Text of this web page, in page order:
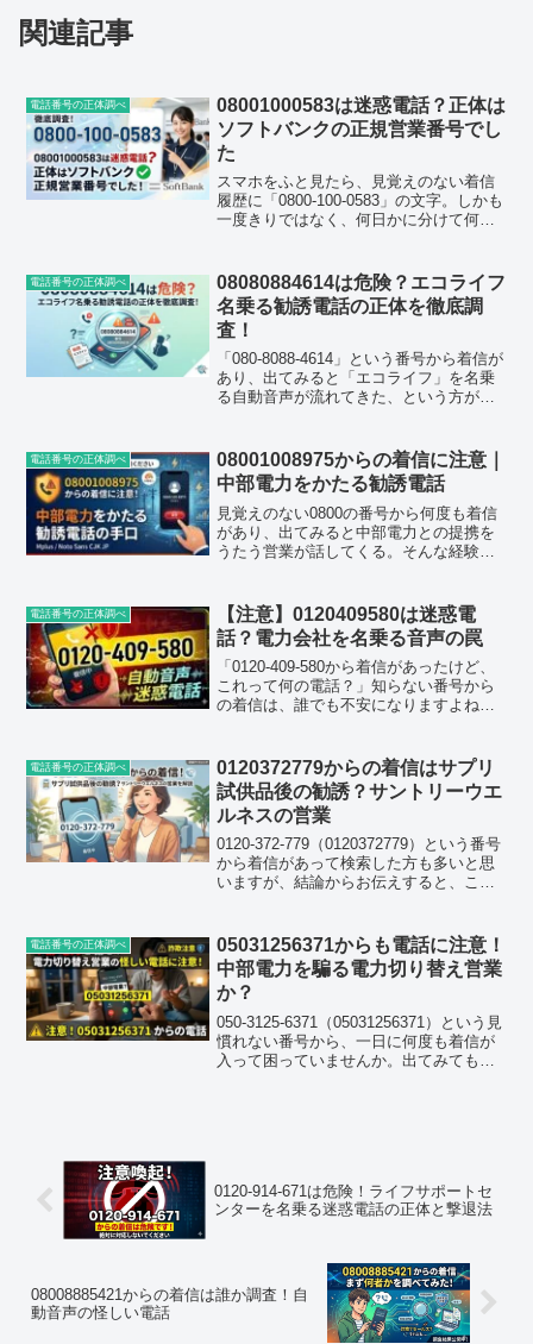
関連記事
電話番号の正体調べ
08001000583は迷惑電話？正体は
ソフトバンクの正規営業番号でし
た
スマホをふと見たら、見覚えのない着信
履歴に「0800-100-0583」の文字。しかも
一度きりではなく、何日かに分けて何度
ょうか。実際に調べてみると、この番号
は詐欺電話...
電話番号の正体調べ
08080884614は危険？エコライフ
名乗る勧誘電話の正体を徹底調
査！
「080-8088-4614」という番号から着信が
あり、出てみると「エコライフ」を名乗
る自動音声が流れてきた、という方が増
体的な内容、なぜ何度もかかってくるの
か...
電話番号の正体調べ
08001008975からの着信に注意｜
中部電力をかたる勧誘電話
見覚えのない0800の番号から何度も着信
があり、出てみると中部電力との提携を
うたう営業が話してくる。そんな経験を
す。結論としては、中部電力本体からの
電話では...
電話番号の正体調べ
【注意】0120409580は迷惑電
話？電力会社を名乗る音声の罠
「0120-409-580から着信があったけど、
これって何の電話？」知らない番号から
の着信は、誰でも不安になりますよね。
思わせる効果があり、つい出てしまう方
も多いはず...
電話番号の正体調べ
0120372779からの着信はサプリ
試供品後の勧誘？サントリーウエ
ルネスの営業
0120-372-779（0120372779）という番号
から着信があって検索した方も多いと思
いますが、結論からお伝えすると、この
の試供品やモニターに申し込んだ人に対
す...
電話番号の正体調べ
05031256371からも電話に注意！
中部電力を騙る電力切り替え営業
か？
050-3125-6371（05031256371）という見
慣れない番号から、一日に何度も着信が
入って困っていませんか。出てみても無
0120-914-671は危険！ライフサポートセ
ンターを名乗る迷惑電話の正体と撃退法
08008885421からの着信は誰か調査！自
動音声の怪しい電話